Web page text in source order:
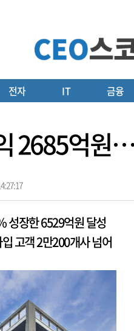
전자 IT 금융
2685억
성장한 6529억원 달성
고객 2만200개사 넘어